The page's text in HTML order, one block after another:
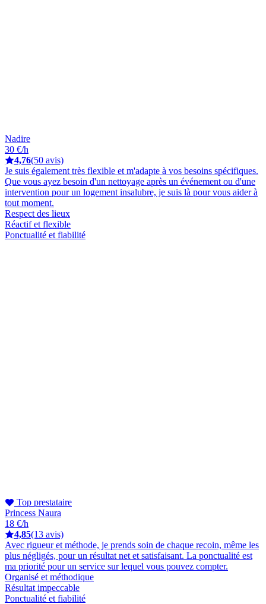
Nadire
30 €/h
4,76(50 avis)
Je suis également très flexible et m'adapte à vos besoins spécifiques.
Que vous ayez besoin d'un nettoyage après un événement ou d'une
intervention pour un logement insalubre, je suis là pour vous aider à
tout moment.
Respect des lieux
Réactif et flexible
Ponctualité et fiabilité
Top prestataire
Princess Naura
18 €/h
4,85(13 avis)
Avec rigueur et méthode, je prends soin de chaque recoin, même les
plus négligés, pour un résultat net et satisfaisant. La ponctualité est
ma priorité pour un service sur lequel vous pouvez compter.
Organisé et méthodique
Résultat impeccable
Ponctualité et fiabilité